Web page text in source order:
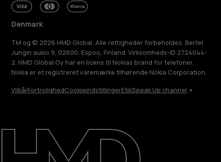
Om
Reparer, genbrug, genanvend
Support
Denmark
TM og © 2026 HMD Global. Alle rettigheder forbeholdes. Bertel
Jungin aukio 9, 02600, Espoo, Finland. Virksomheds-ID 2724044-
2. HMD Global Oy har en licens til Nokias brand for telefoner.
Nokia er et registreret varemærke tilhørende Nokia Corporation.
VilkårFortrolighedCookieindstillingerEtikSpeak Up channel